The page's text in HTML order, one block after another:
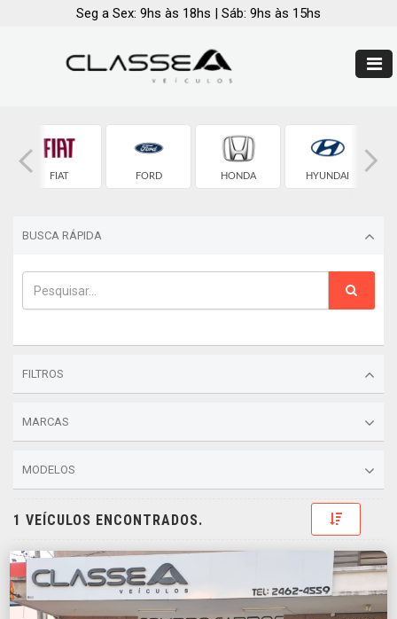
Seg a Sex: 9hs às 18hs | Sáb: 9hs às 15hs
FIAT FORD HONDA HYUNDAI
BUSCA RÁPIDA
FILTROS
MARCAS
MODELOS
1 VEÍCULOS ENCONTRADOS. Toggle